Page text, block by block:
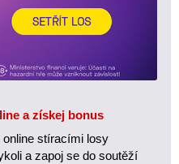
a získej bonus
stíracími losy
a zapoj se do soutěží